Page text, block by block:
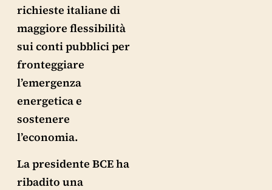
richieste italiane di
maggiore flessibilità
sui conti pubblici per
fronteggiare
l’emergenza
energetica e
sostenere
l’economia.
La presidente BCE ha
ribadito una